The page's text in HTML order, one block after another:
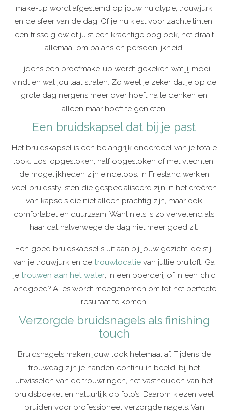
make-up wordt afgestemd op jouw huidtype, trouwjurk
en de sfeer van de dag. Of je nu kiest voor zachte tinten,
een frisse glow of juist een krachtige ooglook, het draait
allemaal om balans en persoonlijkheid.
Tijdens een proefmake-up wordt gekeken wat jij mooi
vindt en wat jou laat stralen. Zo weet je zeker dat je op de
grote dag nergens meer over hoeft na te denken en
alleen maar hoeft te genieten.
Een bruidskapsel dat bij je past
Het bruidskapsel is een belangrijk onderdeel van je totale
look. Los, opgestoken, half opgestoken of met vlechten:
de mogelijkheden zijn eindeloos. In Friesland werken
veel bruidsstylisten die gespecialiseerd zijn in het creëren
van kapsels die niet alleen prachtig zijn, maar ook
comfortabel en duurzaam. Want niets is zo vervelend als
haar dat halverwege de dag niet meer goed zit.
Een goed bruidskapsel sluit aan bij jouw gezicht, de stijl
van je trouwjurk en de trouwlocatie van jullie bruiloft. Ga
je trouwen aan het water, in een boerderij of in een chic
landgoed? Alles wordt meegenomen om tot het perfecte
resultaat te komen.
Verzorgde bruidsnagels als finishing
touch
Bruidsnagels maken jouw look helemaal af. Tijdens de
trouwdag zijn je handen continu in beeld: bij het
uitwisselen van de trouwringen, het vasthouden van het
bruidsboeket en natuurlijk op foto’s. Daarom kiezen veel
bruiden voor professioneel verzorgde nagels. Van